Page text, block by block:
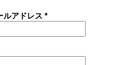
ルアドレス *